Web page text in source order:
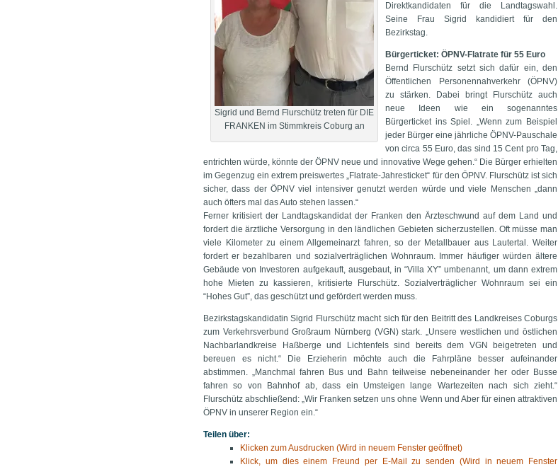
Sigrid und Bernd Flurschütz treten für DIE
FRANKEN im Stimmkreis Coburg an
Direktkandidaten für die Landtagswahl.
Seine Frau Sigrid kandidiert für den
Bezirkstag.
Bürgerticket: ÖPNV-Flatrate für 55 Euro
Bernd Flurschütz setzt sich dafür ein, den
Öffentlichen Personennahverkehr (ÖPNV)
zu stärken. Dabei bringt Flurschütz auch
neue Ideen wie ein sogenanntes
Bürgerticket ins Spiel. „Wenn zum Beispiel
jeder Bürger eine jährliche ÖPNV-Pauschale
von circa 55 Euro, das sind 15 Cent pro Tag,
entrichten würde, könnte der ÖPNV neue und innovative Wege gehen.“ Die Bürger erhielten
im Gegenzug ein extrem preiswertes „Flatrate-Jahresticket“ für den ÖPNV. Flurschütz ist sich
sicher, dass der ÖPNV viel intensiver genutzt werden würde und viele Menschen „dann
auch öfters mal das Auto stehen lassen.“
Ferner kritisiert der Landtagskandidat der Franken den Ärzteschwund auf dem Land und
fordert die ärztliche Versorgung in den ländlichen Gebieten sicherzustellen. Oft müsse man
viele Kilometer zu einem Allgemeinarzt fahren, so der Metallbauer aus Lautertal. Weiter
fordert er bezahlbaren und sozialverträglichen Wohnraum. Immer häufiger würden ältere
Gebäude von Investoren aufgekauft, ausgebaut, in “Villa XY” umbenannt, um dann extrem
hohe Mieten zu kassieren, kritisierte Flurschütz. Sozialverträglicher Wohnraum sei ein
“Hohes Gut”, das geschützt und gefördert werden muss.
Bezirkstagskandidatin Sigrid Flurschütz macht sich für den Beitritt des Landkreises Coburgs
zum Verkehrsverbund Großraum Nürnberg (VGN) stark. „Unsere westlichen und östlichen
Nachbarlandkreise Haßberge und Lichtenfels sind bereits dem VGN beigetreten und
bereuen es nicht.“ Die Erzieherin möchte auch die Fahrpläne besser aufeinander
abstimmen. „Manchmal fahren Bus und Bahn teilweise nebeneinander her oder Busse
fahren so von Bahnhof ab, dass ein Umsteigen lange Wartezeiten nach sich zieht.“
Flurschütz abschließend: „Wir Franken setzen uns ohne Wenn und Aber für einen attraktiven
ÖPNV in unserer Region ein.“
Teilen über:
Klicken zum Ausdrucken (Wird in neuem Fenster geöffnet)
Klick, um dies einem Freund per E-Mail zu senden (Wird in neuem Fenster